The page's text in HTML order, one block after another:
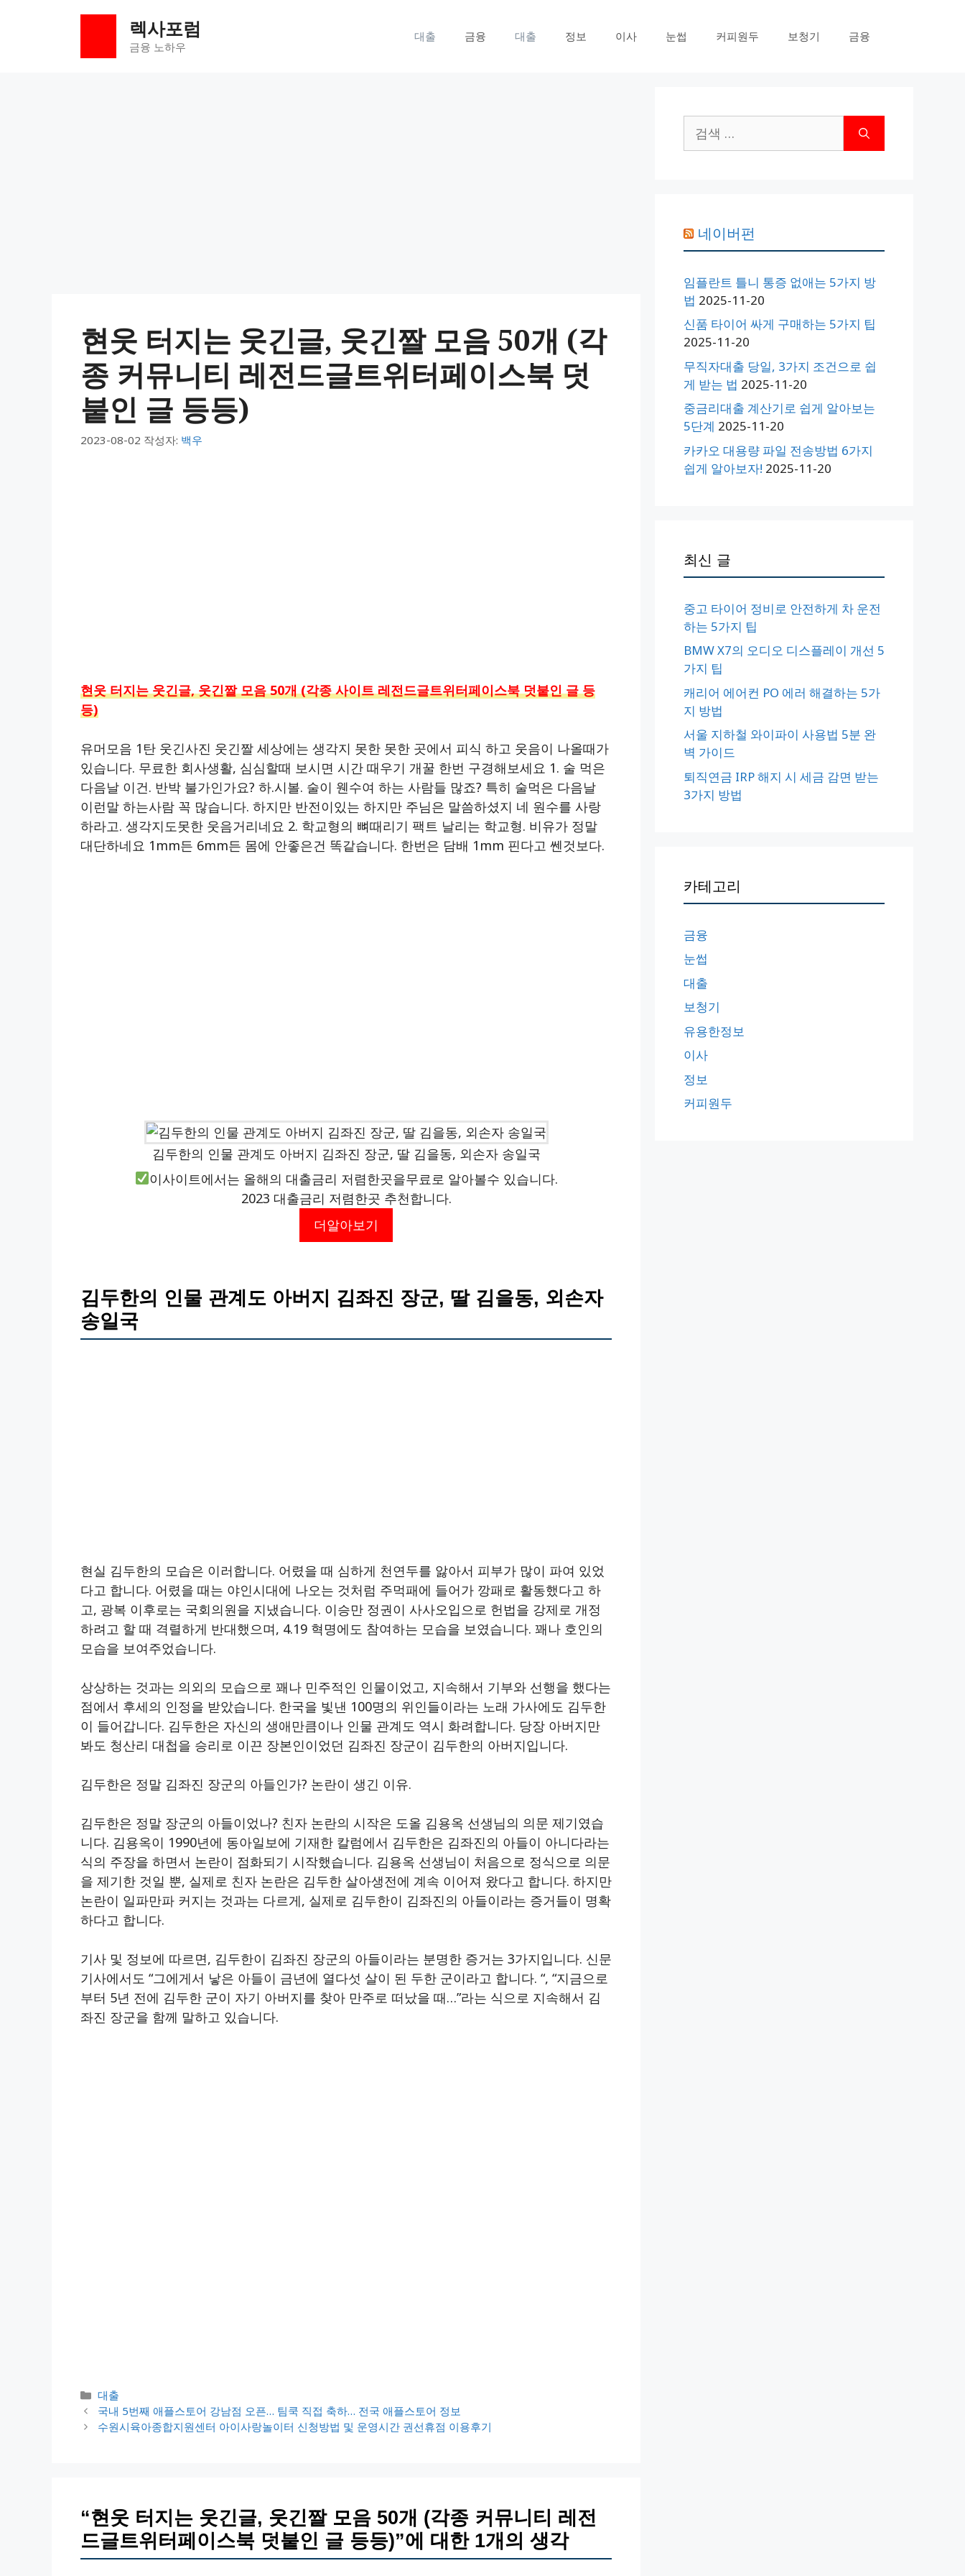
렉사포럼
금융 노하우
대출 금융 대출 정보 이사 눈썹 커피원두 보청기 금융
현웃 터지는 웃긴글, 웃긴짤 모음 50개 (각
종 커뮤니티 레전드글트위터페이스북 덧
붙인 글 등등)
2023-08-02 작성자: 백우
현웃 터지는 웃긴글, 웃긴짤 모음 50개 (각종 사이트 레전드글트위터페이스북 덧붙인 글 등
등)
유머모음 1탄 웃긴사진 웃긴짤 세상에는 생각지 못한 못한 곳에서 피식 하고 웃음이 나올때가
있습니다. 무료한 회사생활, 심심할때 보시면 시간 때우기 개꿀 한번 구경해보세요 1. 술 먹은
다음날 이건. 반박 불가인가요? 하.시볼. 술이 웬수여 하는 사람들 많죠? 특히 술먹은 다음날
이런말 하는사람 꼭 많습니다. 하지만 반전이있는 하지만 주님은 말씀하셨지 네 원수를 사랑
하라고. 생각지도못한 웃음거리네요 2. 학교형의 뼈때리기 팩트 날리는 학교형. 비유가 정말
대단하네요 1mm든 6mm든 몸에 안좋은건 똑같습니다. 한번은 담배 1mm 핀다고 쎈것보다.
김두한의 인물 관계도 아버지 김좌진 장군, 딸 김을동, 외손자 송일국
이사이트에서는 올해의 대출금리 저렴한곳을무료로 알아볼수 있습니다.
2023 대출금리 저렴한곳 추천합니다.
더알아보기
김두한의 인물 관계도 아버지 김좌진 장군, 딸 김을동, 외손자
송일국
현실 김두한의 모습은 이러합니다. 어렸을 때 심하게 천연두를 앓아서 피부가 많이 파여 있었
다고 합니다. 어렸을 때는 야인시대에 나오는 것처럼 주먹패에 들어가 깡패로 활동했다고 하
고, 광복 이후로는 국회의원을 지냈습니다. 이승만 정권이 사사오입으로 헌법을 강제로 개정
하려고 할 때 격렬하게 반대했으며, 4.19 혁명에도 참여하는 모습을 보였습니다. 꽤나 호인의
모습을 보여주었습니다.
상상하는 것과는 의외의 모습으로 꽤나 민주적인 인물이었고, 지속해서 기부와 선행을 했다는
점에서 후세의 인정을 받았습니다. 한국을 빛낸 100명의 위인들이라는 노래 가사에도 김두한
이 들어갑니다. 김두한은 자신의 생애만큼이나 인물 관계도 역시 화려합니다. 당장 아버지만
봐도 청산리 대첩을 승리로 이끈 장본인이었던 김좌진 장군이 김두한의 아버지입니다.
김두한은 정말 김좌진 장군의 아들인가? 논란이 생긴 이유.
김두한은 정말 장군의 아들이었나? 친자 논란의 시작은 도올 김용옥 선생님의 의문 제기였습
니다. 김용옥이 1990년에 동아일보에 기재한 칼럼에서 김두한은 김좌진의 아들이 아니다라는
식의 주장을 하면서 논란이 점화되기 시작했습니다. 김용옥 선생님이 처음으로 정식으로 의문
을 제기한 것일 뿐, 실제로 친자 논란은 김두한 살아생전에 계속 이어져 왔다고 합니다. 하지만
논란이 일파만파 커지는 것과는 다르게, 실제로 김두한이 김좌진의 아들이라는 증거들이 명확
하다고 합니다.
기사 및 정보에 따르면, 김두한이 김좌진 장군의 아들이라는 분명한 증거는 3가지입니다. 신문
기사에서도 “그에게서 낳은 아들이 금년에 열다섯 살이 된 두한 군이라고 합니다. “, “지금으로
부터 5년 전에 김두한 군이 자기 아버지를 찾아 만주로 떠났을 때…”라는 식으로 지속해서 김
좌진 장군을 함께 말하고 있습니다.
카
테
고
대출
국내 5번째 애플스토어 강남점 오픈… 팀쿡 직접 축하… 전국 애플스토어 정보
수원시육아종합지원센터 아이사랑놀이터 신청방법 및 운영시간 권선휴점 이용후기
“현웃 터지는 웃긴글, 웃긴짤 모음 50개 (각종 커뮤니티 레전
드글트위터페이스북 덧붙인 글 등등)”에 대한 1개의 생각
색:
네이버펀
임플란트 틀니 통증 없애는 5가지 방
법 2025-11-20
신품 타이어 싸게 구매하는 5가지 팁
2025-11-20
무직자대출 당일, 3가지 조건으로 쉽
게 받는 법 2025-11-20
중금리대출 계산기로 쉽게 알아보는
5단계 2025-11-20
카카오 대용량 파일 전송방법 6가지
쉽게 알아보자! 2025-11-20
최신 글
중고 타이어 정비로 안전하게 차 운전
하는 5가지 팁
BMW X7의 오디오 디스플레이 개선 5
가지 팁
캐리어 에어컨 PO 에러 해결하는 5가
지 방법
서울 지하철 와이파이 사용법 5분 완
벽 가이드
퇴직연금 IRP 해지 시 세금 감면 받는
3가지 방법
카테고리
금융
눈썹
대출
보청기
유용한정보
이사
정보
커피원두